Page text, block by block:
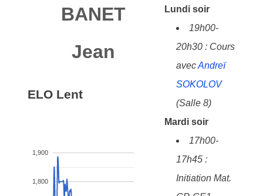
BANET
Jean
ELO Lent
1,800
1,900
Lundi soir
19h00-
20h30 : Cours
avecAndreï
SOKOLOV
(Salle 8)
Mardi soir
17h00-
17h45 :
Initiation Mat.